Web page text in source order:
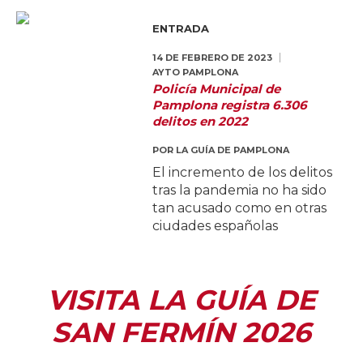
ENTRADA
14 DE FEBRERO DE 2023
AYTO PAMPLONA
Policía Municipal de
Pamplona registra 6.306
delitos en 2022
POR LA GUÍA DE PAMPLONA
El incremento de los delitos
tras la pandemia no ha sido
tan acusado como en otras
ciudades españolas
VISITA LA GUÍA DE
SAN FERMÍN 2026